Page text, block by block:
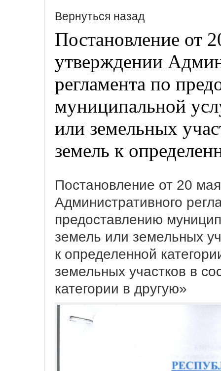
Вернуться назад
Постановление от
утверждении
регламента по
муниципальной
или земельных
земель к
Постановление от 20
Административного
предоставлению
земель или земельных
к определенной
земельных участков в
категории в другую»